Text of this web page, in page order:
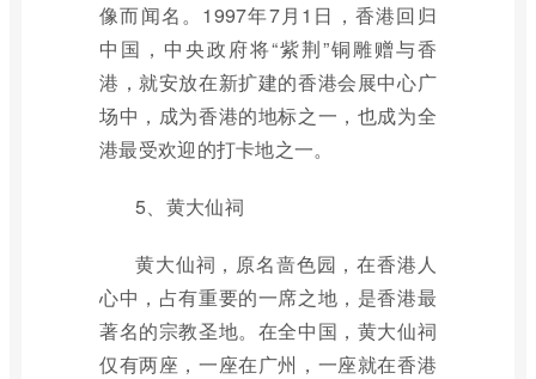
像而闻名。1997年7月1日，香港回归
中国，中央政府将“紫荆”铜雕赠与香
港，就安放在新扩建的香港会展中心广
场中，成为香港的地标之一，也成为全
港最受欢迎的打卡地之一。
5、黄大仙祠
黄大仙祠，原名啬色园，在香港人
心中，占有重要的一席之地，是香港最
著名的宗教圣地。在全中国，黄大仙祠
仅有两座，一座在广州，一座就在香港